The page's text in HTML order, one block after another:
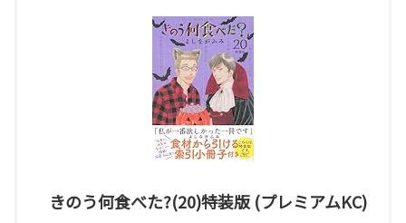
きのう何食べた?(20)特装版 (プレミアムKC)